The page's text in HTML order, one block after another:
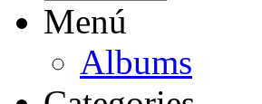
Menú
Albums